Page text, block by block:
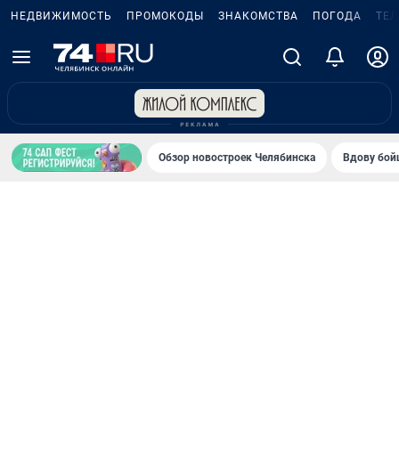
НЕДВИЖИМОСТЬ ПРОМОКОДЫ ЗНАКОМСТВА ПОГОДА
Обзор новостроек Челябинска Вдову